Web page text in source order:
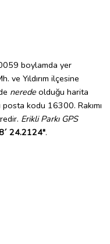
boylamda yer
ve Yıldırım ilçesine
nerede olduğu harita
kodu 16300. Rakımı
Erikli Parkı GPS
24.2124".